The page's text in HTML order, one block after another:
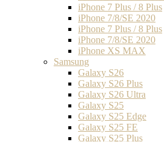
iPhone 7 Plus / 8 Plus
iPhone 7/8/SE 2020
iPhone 7 Plus / 8 Plus
iPhone 7/8/SE 2020
iPhone XS MAX
Samsung
Galaxy S26
Galaxy S26 Plus
Galaxy S26 Ultra
Galaxy S25
Galaxy S25 Edge
Galaxy S25 FE
Galaxy S25 Plus